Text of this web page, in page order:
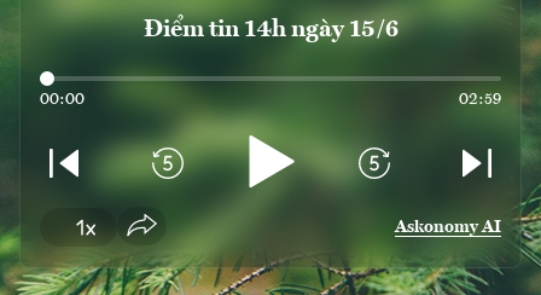
Điểm tin 14h ngày 15/6
00:00 02:59
Askonomy AI